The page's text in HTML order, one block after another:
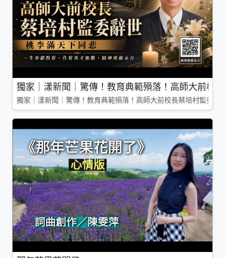
獨家｜漾新聞｜驚傳！教育典範殞落！高師大前校
獨家｜漾新聞｜驚傳！教育典範殞落！高師大前校長蔡培村監委